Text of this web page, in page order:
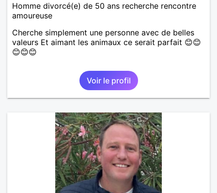
Homme divorcé(e) de 50 ans recherche rencontre
amoureuse
Cherche simplement une personne avec de belles
valeurs Et aimant les animaux ce serait parfait 😊😊
😊😊😊
Voir le profil